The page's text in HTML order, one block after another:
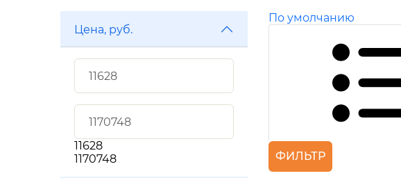
Цена, руб.
11628
1170748
По умолчанию
ФИЛЬТР